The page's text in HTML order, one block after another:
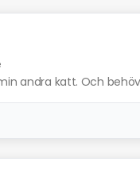
andra katt. Och